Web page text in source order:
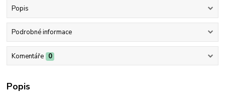
Popis
Podrobné informace
Komentáře 0
Popis